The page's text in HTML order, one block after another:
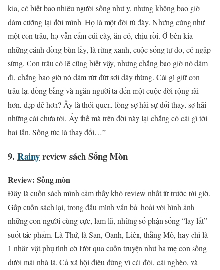
kia, có biết bao nhiêu người sống như y, nhưng không bao giờ
dám cưỡng lại đời mình. Họ là một đời tù đày. Nhưng cũng như
một con trâu, họ vẫn cắm cúi cày, ăn cỏ, chịu rồi. Ở bên kia
những cánh đồng bùn lầy, là rừng xanh, cuộc sống tự do, cỏ ngập
sừng. Con trâu có lẽ cũng biết vậy, nhưng chẳng bao giờ nó dám
đi, chẳng bao giờ nó dám rứt đứt sợi dây thừng. Cái gì giữ con
trâu lại đồng bằng và ngăn người ta đến một cuộc đời rộng rãi
hơn, đẹp đẽ hơn? Ấy là thói quen, lòng sợ hãi sự đổi thay, sợ hãi
những cái chưa tới. Ấy thế mà trên đời này lại chẳng có cái gì tới
hai lần. Sống tức là thay đổi…”
9. Rainyreview sách Sống Mòn
Review: Sống mòn
Đây là cuốn sách mình cảm thấy khó review nhất từ trước tới giờ.
Gấp cuốn sách lại, trong đầu mình vẫn bải hoải với hình ảnh
những con người cùng cực, lam lũ, những số phận sống “lay lắt”
suốt tác phẩm. Là Thứ, là San, Oanh, Liên, thằng Mô, hay chỉ là
1 nhân vật phụ tình cờ lướt qua cuốn truyện như ba mẹ con sống
dưới mái nhà lá. Cả xã hội điêu đứng vì cái đói, cái nghèo, và